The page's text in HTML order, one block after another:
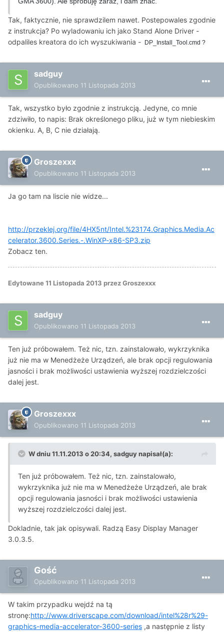
Tak, faktycznie, nie sprawdzilem nawet. Postepowales zgodnie
z instrukcja? Po wyladowaniu ich jako Stand Alone Driver -
odpaliles kreatora do ich wyszukiwania -
DP_Install_Tool.cmd ?
sadguy
Opublikowano 11 Listopada 2013
Tak, wszystko było zgodnie z instrukcją. Jedyne, co mnie
zdziwiło, to napis: Brak określonego pliku, już w tym niebieskim
okienku. A, B, C nie działają.
Groszexxx
Opublikowano 11 Listopada 2013
Ja go tam na liscie nie widze...
http://przeklej.org/file/4HX5nt/Intel.%23174.Graphics.Media.Ac
celerator.3600.Series.-.WinXP-x86-SP3.zip
Zobacz ten.
Edytowane11 Listopada 2013 przez Groszexxx
sadguy
Opublikowano 11 Listopada 2013
Ten już próbowałem. Też nic, tzn. zainstalowało, wykrzyknika
już nie ma w Menedżeże Urządzeń, ale brak opcji regulowania
jasności i brak możliwości ustawienia wyższej rozdzielczości
dalej jest.
Groszexxx
Opublikowano 11 Listopada 2013
W dniu 11.11.2013 o 20:34, sadguy napisał(a):
Ten już próbowałem. Też nic, tzn. zainstalowało,
wykrzyknika już nie ma w Menedżeże Urządzeń, ale brak
opcji regulowania jasności i brak możliwości ustawienia
wyższej rozdzielczości dalej jest.
Dokladnie, tak jak opisywali. Radzą Easy Display Manager
3.0.3.5.
Gość
Opublikowano 11 Listopada 2013
W takim przypadku wejdź na tą
stronę:http://www.driverscape.com/download/intel%28r%29-
graphics-media-accelerator-3600-series ,a następnie z listy